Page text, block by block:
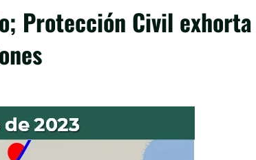
Protección Civil exhorta